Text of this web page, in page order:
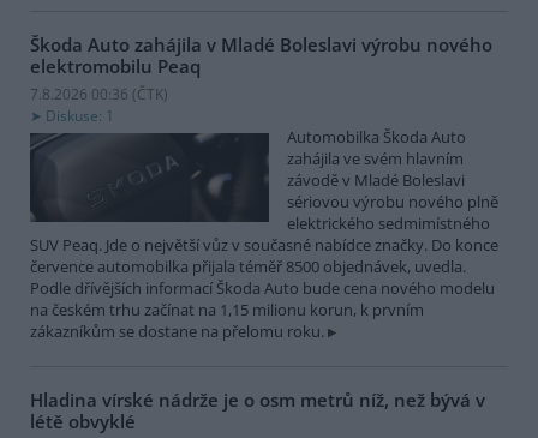
Škoda Auto zahájila v Mladé Boleslavi výrobu nového
elektromobilu Peaq
7.8.2026 00:36 (ČTK)
Diskuse: 1
Automobilka Škoda Auto
zahájila ve svém hlavním
závodě v Mladé Boleslavi
sériovou výrobu nového plně
elektrického sedmimístného
SUV Peaq. Jde o největší vůz v současné nabídce značky. Do konce
července automobilka přijala téměř 8500 objednávek, uvedla.
Podle dřívějších informací Škoda Auto bude cena nového modelu
na českém trhu začínat na 1,15 milionu korun, k prvním
zákazníkům se dostane na přelomu roku.
Hladina vírské nádrže je o osm metrů níž, než bývá v
létě obvyklé